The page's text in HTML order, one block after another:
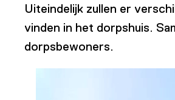
Uiteindelijk zullen er
vinden in het dorpshuis.
dorpsbewoners.